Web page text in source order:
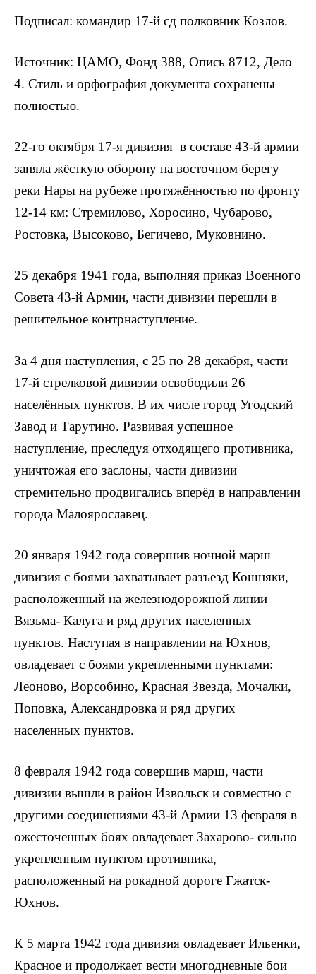
Подписал: командир 17-й сд полковник Козлов.
Источник: ЦАМО, Фонд 388, Опись 8712, Дело
4. Стиль и орфография документа сохранены
полностью.
22-го октября 17-я дивизия в составе 43-й армии
заняла жёсткую оборону на восточном берегу
реки Нары на рубеже протяжённостью по фронту
12-14 км: Стремилово, Хоросино, Чубарово,
Ростовка, Высоково, Бегичево, Муковнино.
25 декабря 1941 года, выполняя приказ Военного
Совета 43-й Армии, части дивизии перешли в
решительное контрнаступление.
За 4 дня наступления, с 25 по 28 декабря, части
17-й стрелковой дивизии освободили 26
населённых пунктов. В их числе город Угодский
Завод и Тарутино. Развивая успешное
наступление, преследуя отходящего противника,
уничтожая его заслоны, части дивизии
стремительно продвигались вперёд в направлении
города Малоярославец.
20 января 1942 года совершив ночной марш
дивизия с боями захватывает разъезд Кошняки,
расположенный на железнодорожной линии
Вязьма- Калуга и ряд других населенных
пунктов. Наступая в направлении на Юхнов,
овладевает с боями укрепленными пунктами:
Леоново, Ворсобино, Красная Звезда, Мочалки,
Поповка, Александровка и ряд других
населенных пунктов.
8 февраля 1942 года совершив марш, части
дивизии вышли в район Извольск и совместно с
другими соединениями 43-й Армии 13 февраля в
ожесточенных боях овладевает Захарово- сильно
укрепленным пунктом противника,
расположенный на рокадной дороге Гжатск-
Юхнов.
К 5 марта 1942 года дивизия овладевает Ильенки,
Красное и продолжает вести многодневные бои